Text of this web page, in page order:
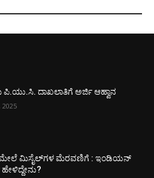
ಪಿ.ಯು.ಸಿ. ದಾಖಲಾತಿಗೆ ಅರ್ಜಿ ಆಹ್ವಾನ
2025
ಮಿಸೈಲ್​ಗಳ ಮೆರವಣಿಗೆ : ಇಂಡಿಯನ್